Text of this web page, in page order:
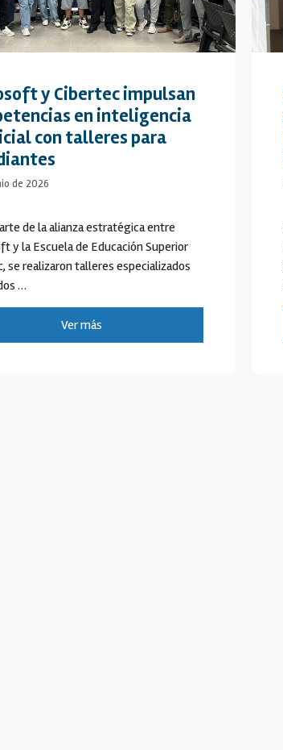
y Cibertec impulsan
en inteligencia
con talleres para
de 2026
de la alianza estratégica entre
y la Escuela de Educación Superior
se realizaron talleres especializados
…
Ver más